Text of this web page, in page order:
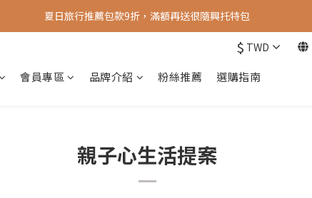
新會員送 100元首購金
夏日旅行推薦包款9折，滿額再送很隨興托特包
$ TWD
會員專區 品牌介紹 粉絲推薦 選購指南
親子心生活提案